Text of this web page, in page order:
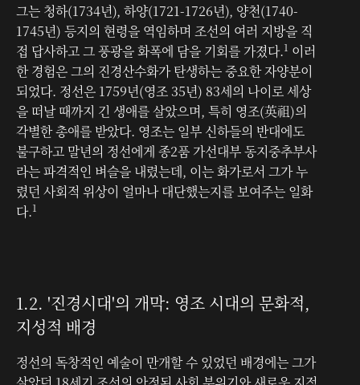
그는 청하(1734년), 하양(1721-1726년), 양천(1740-
1745년) 등지의 현령을 역임하며 조선의 여러 지방을 직
접 답사하고 그 풍광을 화폭에 담을 기회를 가졌다.1 이러
한 경험은 그의 진경산수화가 탄생하는 중요한 자양분이
되었다. 정선은 1759년(영조 35년) 83세의 나이로 세상
을 떠날 때까지 긴 생애를 살았으며, 특히 영조(英祖)의
각별한 총애를 받았다. 영조는 일부 신하들의 반대에도
불구하고 말년의 정선에게 종2품 가선대부 동지중추부사
라는 파격적인 벼슬을 내렸는데, 이는 화가로서 그가 누
렸던 사회적 위상이 얼마나 대단했는지를 보여주는 일화
다.1
1.2. '진경시대'의 개막: 영조 시대의 문화적,
지성적 배경
정선의 독창적인 예술이 만개할 수 있었던 배경에는 그가